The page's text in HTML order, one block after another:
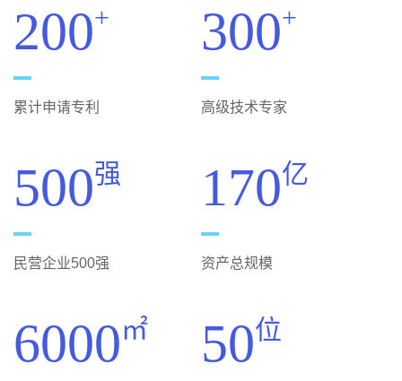
200+
累计申请专利
300+
高级技术专家
500强
民营企业500强
170亿
资产总规模
6000㎡ 50位